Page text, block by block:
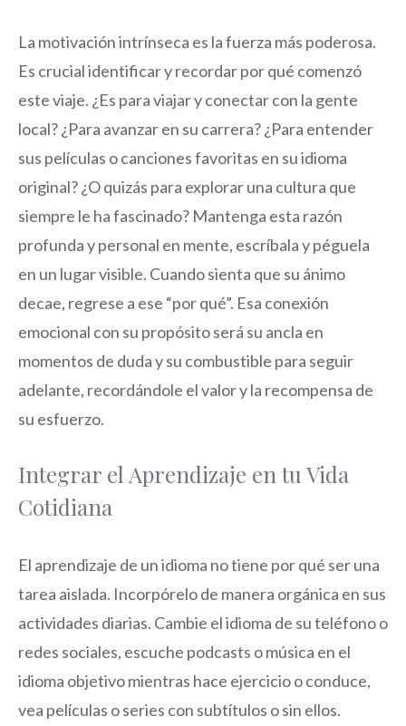
La motivación intrínseca es la fuerza más poderosa.
Es crucial identificar y recordar por qué comenzó
este viaje. ¿Es para viajar y conectar con la gente
local? ¿Para avanzar en su carrera? ¿Para entender
sus películas o canciones favoritas en su idioma
original? ¿O quizás para explorar una cultura que
siempre le ha fascinado? Mantenga esta razón
profunda y personal en mente, escríbala y péguela
en un lugar visible. Cuando sienta que su ánimo
decae, regrese a ese “por qué”. Esa conexión
emocional con su propósito será su ancla en
momentos de duda y su combustible para seguir
adelante, recordándole el valor y la recompensa de
su esfuerzo.
Integrar el Aprendizaje en tu Vida
Cotidiana
El aprendizaje de un idioma no tiene por qué ser una
tarea aislada. Incorpórelo de manera orgánica en sus
actividades diarias. Cambie el idioma de su teléfono o
redes sociales, escuche podcasts o música en el
idioma objetivo mientras hace ejercicio o conduce,
vea películas o series con subtítulos o sin ellos.